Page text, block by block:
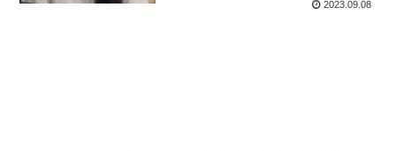
2023.09.08